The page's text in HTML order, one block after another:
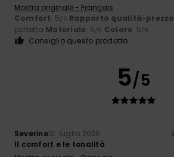
Mostra originale - Français
Comfort: 5/5 Rapporto qualità-prezzo
perfetta Materiale: 5/5 Colore: 5/5
Consiglio questo prodotto
5/5
Severine12. luglio 2026
Il comfort e le tonalità